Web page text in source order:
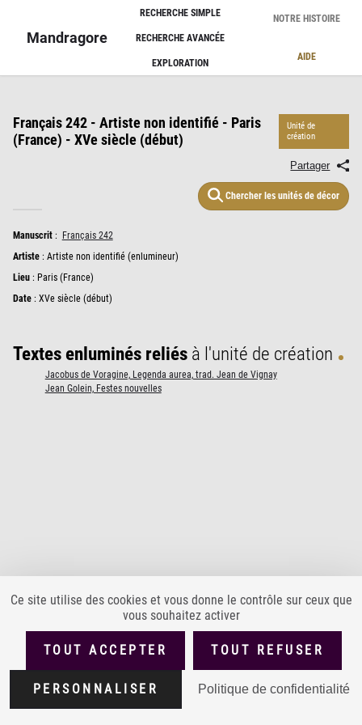
Mandragore
RECHERCHE SIMPLE
RECHERCHE AVANCÉE
EXPLORATION
NOTRE HISTOIRE
AIDE
Français 242 - Artiste non identifié - Paris
(France) - XVe siècle (début)
Unité de
création
Partager
Chercher les unités de décor
Manuscrit: Français 242
Artiste: Artiste non identifié (enlumineur)
Lieu: Paris (France)
Date: XVe siècle (début)
Textes enluminés reliésà l'unité de création
Jacobus de Voragine, Legenda aurea, trad. Jean de Vignay
Jean Golein, Festes nouvelles
PLAN DU SITE ACCESSIBILITÉ : PARTIELLEMENT CONFORME
MENTIONS LÉGALES POLITIQUE DE CONFIDENTIALITÉ
Version
1.4.0
Ce site utilise des cookies et vous donne le contrôle sur ceux que
vous souhaitez activer
TOUT ACCEPTER TOUT REFUSER
PERSONNALISER Politique de confidentialité